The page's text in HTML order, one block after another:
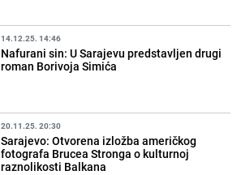
14.12.25. 14:46
Nafurani sin: U Sarajevu predstavljen drugi
roman Borivoja Simića
20.11.25. 20:30
Sarajevo: Otvorena izložba američkog
fotografa Brucea Stronga o kulturnoj
raznolikosti Balkana